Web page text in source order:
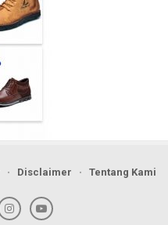
Disclaimer Tentang Kami